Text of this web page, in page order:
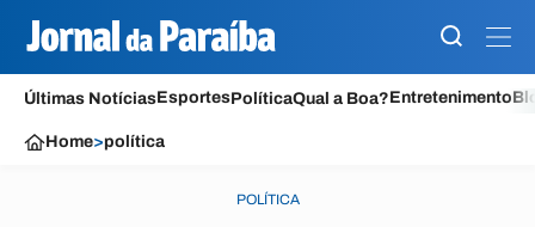
Últimas NotíciasEsportesPolíticaQual a Boa?Entretenimento
Home>política
POLÍTICA